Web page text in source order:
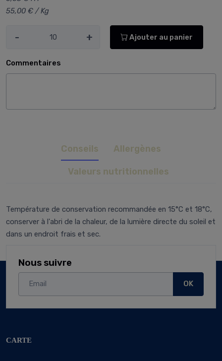
55,00 € / Kg
- + Ajouter au panier
Commentaires
Conseils Allergènes
Valeurs nutritionnelles
Température de conservation recommandée en 15°C et 18°C,
conserver à l'abri de la chaleur, de la lumière directe du soleil et
dans un endroit frais et sec.
Nous suivre
OK
CARTE